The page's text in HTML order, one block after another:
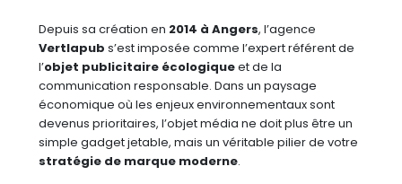
Depuis sa création en 2014 à Angers, l’agence
Vertlapubs’est imposée comme l’expert référent de
l’objet publicitaire écologiqueet de la
communication responsable. Dans un paysage
économique où les enjeux environnementaux sont
devenus prioritaires, l’objet média ne doit plus être un
simple gadget jetable, mais un véritable pilier de votre
stratégie de marque moderne.